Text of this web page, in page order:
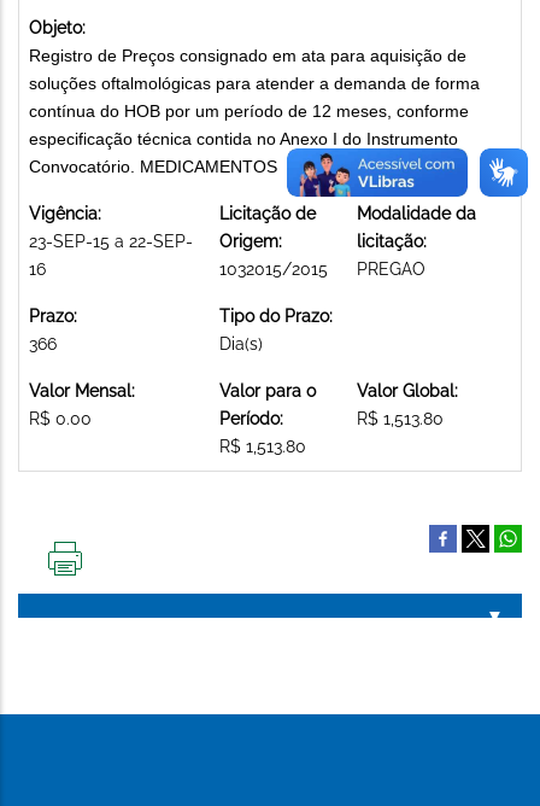
Objeto:
Registro de Preços consignado em ata para aquisição de
soluções oftalmológicas para atender a demanda de forma
contínua do HOB por um período de 12 meses, conforme
especificação técnica contida no Anexo I do Instrumento
Convocatório. MEDICAMENTOS
Vigência:
23-SEP-15 a 22-SEP-
16
Licitação de
Origem:
1032015/2015
Modalidade da
licitação:
PREGAO
Prazo:
366
Tipo do Prazo:
Dia(s)
Valor Mensal:
R$ 0.00
Valor para o
Período:
R$ 1,513.80
Valor Global:
R$ 1,513.80
PÁGINA